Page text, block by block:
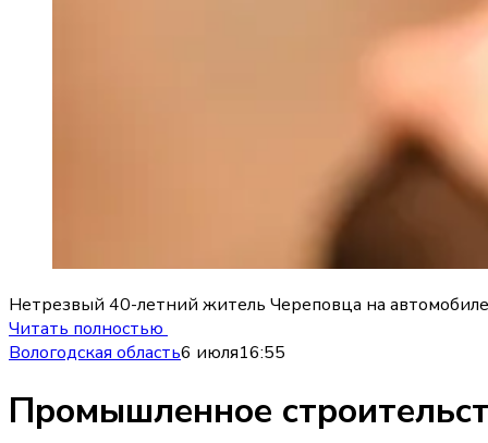
Нетрезвый 40-летний житель Череповца на
Читать полностью
Вологодская область6 июля16:55
Промышленное